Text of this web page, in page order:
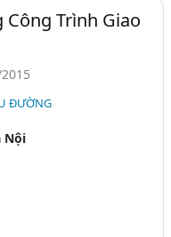
Công Trình Giao
ĐƯỜNG
Nội